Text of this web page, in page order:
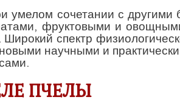
сочетании с другими
фруктовыми и
спектр
научными и
ПЧЕЛЫ